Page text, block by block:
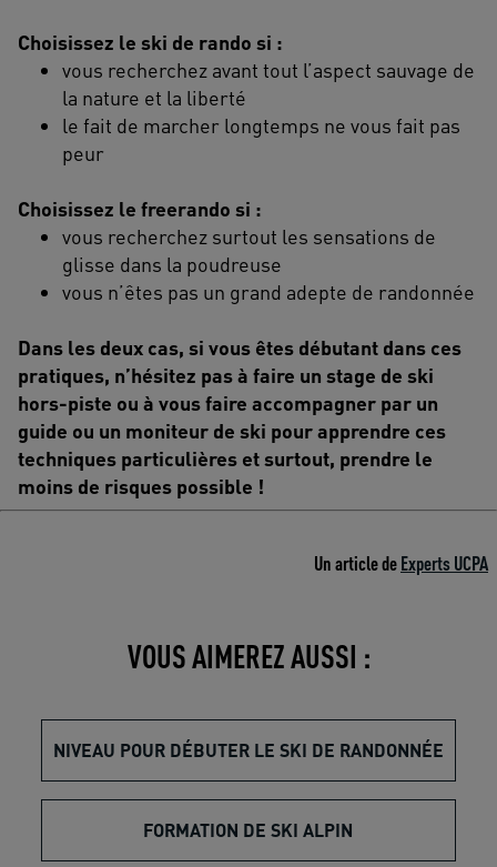
Choisissez le ski de rando si :
vous recherchez avant tout l’aspect sauvage de
la nature et la liberté
le fait de marcher longtemps ne vous fait pas
peur
Choisissez le freerando si :
vous recherchez surtout les sensations de
glisse dans la poudreuse
vous n’êtes pas un grand adepte de randonnée
Dans les deux cas, si vous êtes débutant dans ces
pratiques, n’hésitez pas à faire un stage de ski
hors­-piste ou à vous faire accompagner par un
guide ou un moniteur de ski pour apprendre ces
techniques particulières et surtout, prendre le
moins de risques possible !
Un article deExperts UCPA
VOUS AIMEREZ AUSSI :
NIVEAU POUR DÉBUTER LE SKI DE RANDONNÉE
FORMATION DE SKI ALPIN